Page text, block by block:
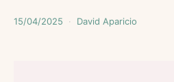
15/04/2025 David Aparicio